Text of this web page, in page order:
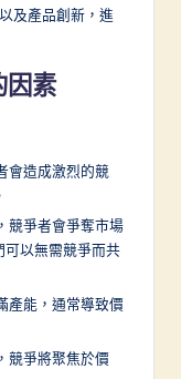
及產品創新，進
因素
會造成激烈的競
競爭者會爭奪市場
可以無需競爭而共
產能，通常導致價
競爭將聚焦於價